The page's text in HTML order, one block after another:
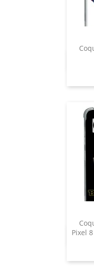
Pixel